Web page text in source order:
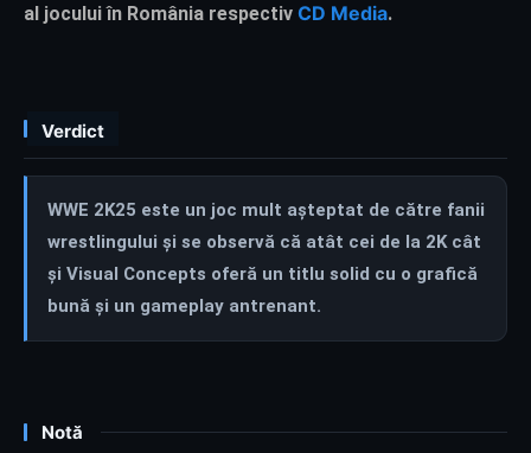
Verdict
WWE 2K25 este un joc mult așteptat de către fanii
wrestlingului și se observă că atât cei de la 2K cât
și Visual Concepts oferă un titlu solid cu o grafică
bună și un gameplay antrenant.
al jocului în România respectiv CD Media.
Notă